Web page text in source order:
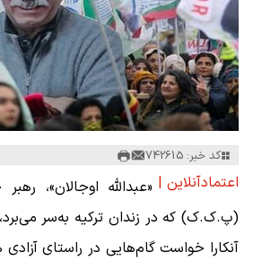
کد خبر: 742615
اعتمادآنلاین | «عبدالله اوجالان»،
(پ.ک.ک) که در زندان ترکیه به‌سر
آنکارا خواست گام‌هایی در راستای آزادی